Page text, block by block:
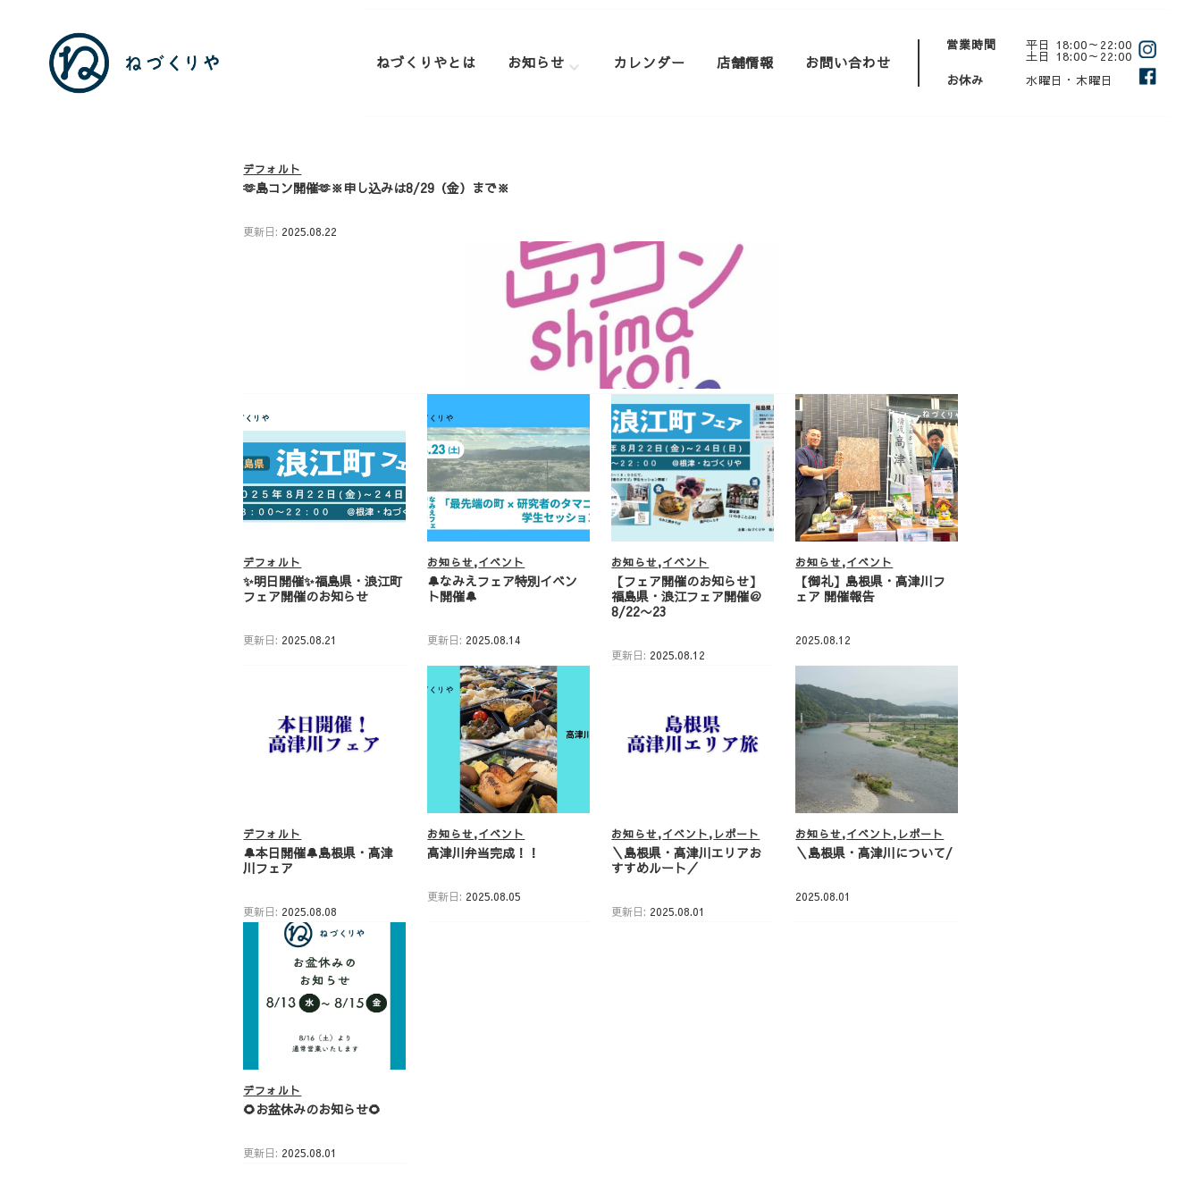
ねづくりやとは お知らせ カレンダー 店舗情報 お問い合わせ
営業時間 平日 18:00～22:00
土日 18:00～22:00
お休み
水曜日・木曜日
デフォルト
🫶島コン開催🫶※申し込みは8/29（金）まで※
更新日: 2025.08.22
デフォルト
✨明日開催✨福島県・浪江町
フェア開催のお知らせ
更新日: 2025.08.21
お知らせ イベント
🔔なみえフェア特別イベン
ト開催🔔
更新日: 2025.08.14
お知らせ イベント
【フェア開催のお知らせ】
福島県・浪江フェア開催＠
8/22〜23
更新日: 2025.08.12
お知らせ イベント
【御礼】島根県・高津川フ
ェア 開催報告
2025.08.12
デフォルト
🔔本日開催🔔島根県・高津
川フェア
更新日: 2025.08.08
お知らせ イベント
高津川弁当完成！！
更新日: 2025.08.05
お知らせ イベント レポート
＼島根県・高津川エリアお
すすめルート／
更新日: 2025.08.01
お知らせ イベント レポート
＼島根県・高津川について/
2025.08.01
デフォルト
🌻お盆休みのお知らせ🌻
更新日: 2025.08.01